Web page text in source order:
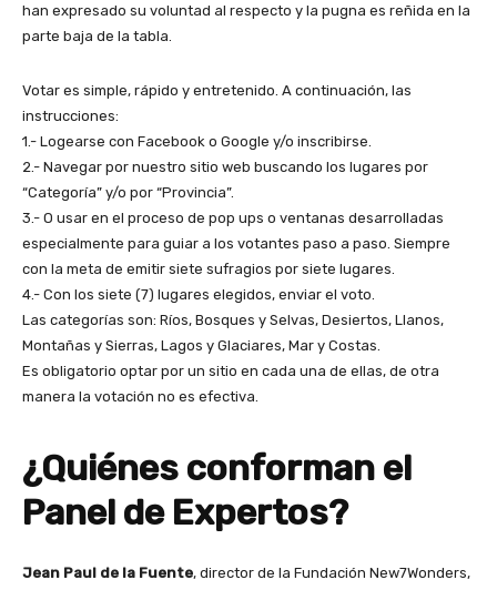
han expresado su voluntad al respecto y la pugna es reñida en la
parte baja de la tabla.
Votar es simple, rápido y entretenido. A continuación, las
instrucciones:
1.- Logearse con Facebook o Google y/o inscribirse.
2.- Navegar por nuestro sitio web buscando los lugares por
“Categoría” y/o por “Provincia”.
3.- O usar en el proceso de pop ups o ventanas desarrolladas
especialmente para guiar a los votantes paso a paso. Siempre
con la meta de emitir siete sufragios por siete lugares.
4.- Con los siete (7) lugares elegidos, enviar el voto.
Las categorías son: Ríos, Bosques y Selvas, Desiertos, Llanos,
Montañas y Sierras, Lagos y Glaciares, Mar y Costas.
Es obligatorio optar por un sitio en cada una de ellas, de otra
manera la votación no es efectiva.
¿Quiénes conforman el
Panel de Expertos?
Jean Paul de la Fuente, director de la Fundación New7Wonders,